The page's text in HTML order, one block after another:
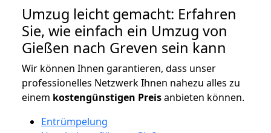
Umzug leicht gemacht: Erfahren
Sie, wie einfach ein Umzug von
Gießen nach Greven sein kann
Wir können Ihnen garantieren, dass unser
professionelles Netzwerk Ihnen nahezu alles zu
einem kostengünstigen Preisanbieten können.
Entrümpelung